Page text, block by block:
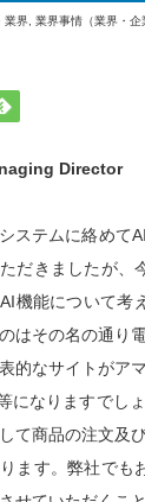
業界 業界事情（業界・企
Director
ステムに絡めて
だきましたが、
機能について考
はその名の通り
的なサイトがア
になりますでし
て商品の注文及
ます。弊社でも